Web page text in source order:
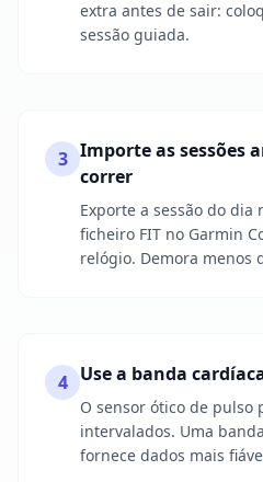
extra antes de sair:
sessão guiada.
3 Importe as sessões
correr
Exporte a sessão do
ficheiro FIT no Garmin
relógio. Demora menos
4 Use a banda
O sensor ótico de pulso
intervalados. Uma
fornece dados mais